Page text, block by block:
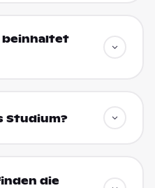
beinhaltet
Studium?
die